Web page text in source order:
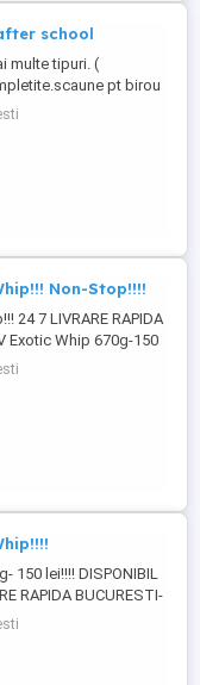
school
multe tipuri. (
pt birou
lemn masiv.mahon.Tot
2500 lei . ofer
tel .
Non-Stop!!!!
24 7 LIVRARE RAPIDA
Exotic Whip 670g-150
SE POATE
150 lei!!!! DISPONIBIL
RAPIDA BUCURESTI-
CU COD QR